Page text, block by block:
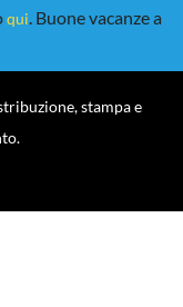
qui. Buone vacanze a
stampa e